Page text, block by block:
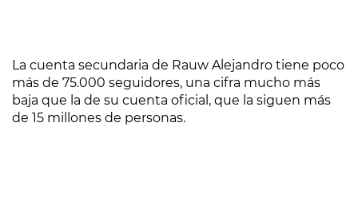
La cuenta secundaria de Rauw Alejandro tiene poco
más de 75.000 seguidores, una cifra mucho más
baja que la de su cuenta oficial, que la siguen más
de 15 millones de personas.